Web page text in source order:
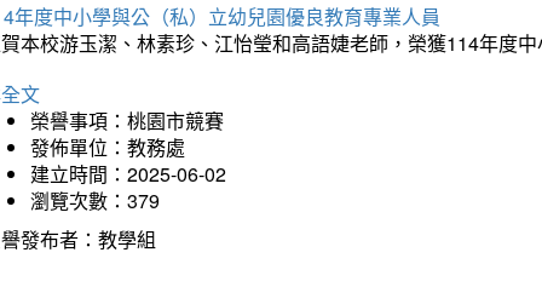
年度中小學與公（私）立幼兒園優良教育專業人員
本校游玉潔、林素珍、江怡瑩和高語婕老師，榮獲114年度
文
榮譽事項：桃園市競賽
發佈單位：教務處
建立時間：2025-06-02
瀏覽次數：379
發布者：教學組